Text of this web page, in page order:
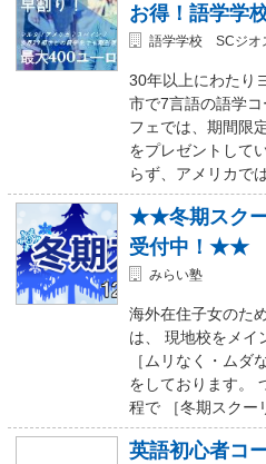
お得！語学学
語学学校 SCジオ
30年以上にわたり
市で7言語の語学
フェでは、期間限
をプレゼントして
らず、アメリカで
★★冬期スクー
受付中！★★
みらい塾
海外在住子女のた
は、 現地校をメイ
［ムリなく・ムダ
をしております。
程で ［冬期スクー
英語初心者コ